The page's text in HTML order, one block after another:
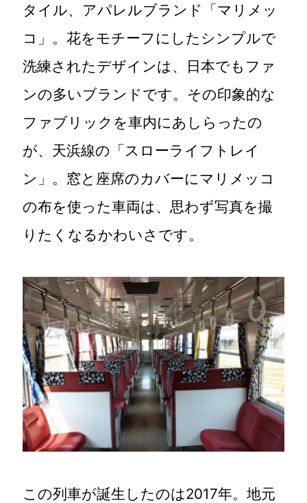
タイル、アパレルブランド「マリメッ
コ」。花をモチーフにしたシンプルで
洗練されたデザインは、日本でもファ
ンの多いブランドです。その印象的な
ファブリックを車内にあしらったの
が、天浜線の「スローライフトレイ
ン」。窓と座席のカバーにマリメッコ
の布を使った車両は、思わず写真を撮
りたくなるかわいさです。
この列車が誕生したのは2017年。地元